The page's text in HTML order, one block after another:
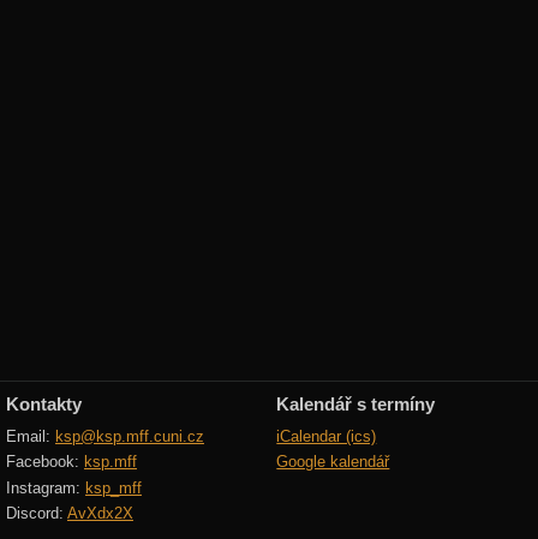
Kontakty
Email: ksp@ksp.mff.cuni.cz
Facebook: ksp.mff
Instagram: ksp_mff
Discord: AvXdx2X
Kalendář s termíny
iCalendar (ics)
Google kalendář